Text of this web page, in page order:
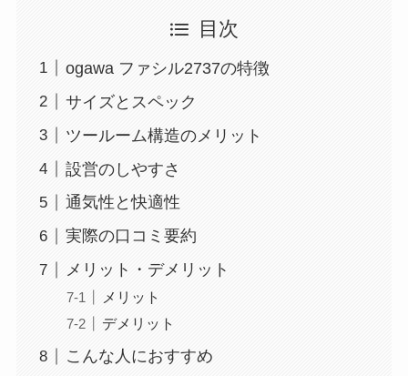
目次
ogawa ファシル2737の特徴
サイズとスペック
ツールーム構造のメリット
設営のしやすさ
通気性と快適性
実際の口コミ要約
メリット・デメリット
メリット
デメリット
こんな人におすすめ